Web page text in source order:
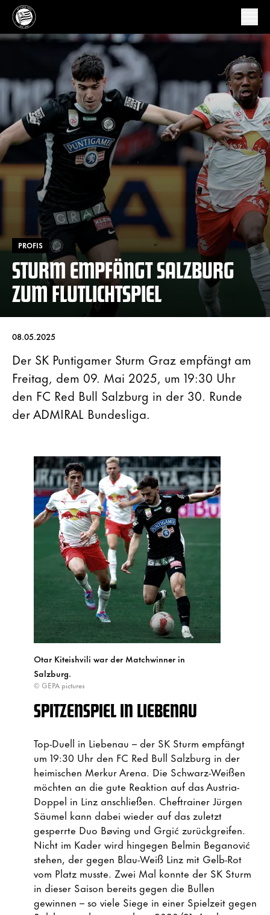
PROFIS
STURM EMPFÄNGT SALZBURG
ZUM FLUTLICHTSPIEL
08.05.2025
Der SK Puntigamer Sturm Graz empfängt am
Freitag, dem 09. Mai 2025, um 19:30 Uhr
den FC Red Bull Salzburg in der 30. Runde
der ADMIRAL Bundesliga.
Otar Kiteishvili war der Matchwinner in
Salzburg.
© GEPA pictures
SPITZENSPIEL IN LIEBENAU
Top-Duell in Liebenau – der SK Sturm empfängt
um 19:30 Uhr den FC Red Bull Salzburg in der
heimischen Merkur Arena. Die Schwarz-Weißen
möchten an die gute Reaktion auf das Austria-
Doppel in Linz anschließen. Cheftrainer Jürgen
Säumel kann dabei wieder auf das zuletzt
gesperrte Duo Bøving und Grgić zurückgreifen.
Nicht im Kader wird hingegen Belmin Beganović
stehen, der gegen Blau-Weiß Linz mit Gelb-Rot
vom Platz musste. Zwei Mal konnte der SK Sturm
in dieser Saison bereits gegen die Bullen
gewinnen – so viele Siege in einer Spielzeit gegen